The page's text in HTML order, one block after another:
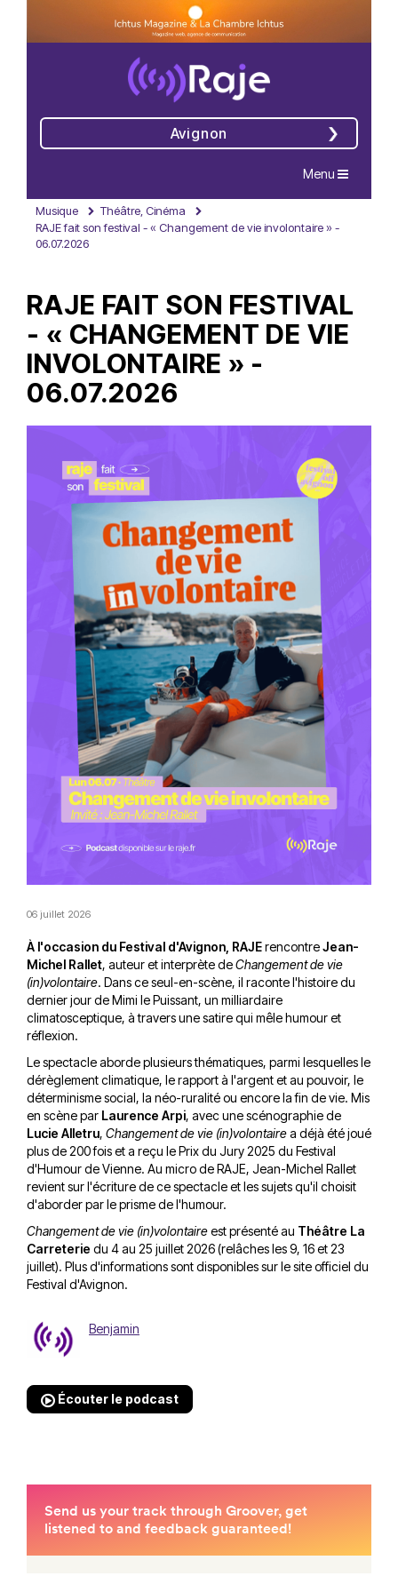
Avignon
Navigation
Menu
Musique
Théâtre, Cinéma
RAJE fait son festival - « Changement de vie involontaire » -
06.07.2026
RAJE FAIT SON FESTIVAL
- « CHANGEMENT DE VIE
INVOLONTAIRE » -
06.07.2026
06 juillet 2026
À l'occasion du Festival d'Avignon, RAJErencontreJean-
Michel Rallet, auteur et interprète deChangement de vie
(in)volontaire. Dans ce seul-en-scène, il raconte l'histoire du
dernier jour de Mimi le Puissant, un milliardaire
climatosceptique, à travers une satire qui mêle humour et
réflexion.
Le spectacle aborde plusieurs thématiques, parmi lesquelles le
dérèglement climatique, le rapport à l'argent et au pouvoir, le
déterminisme social, la néo-ruralité ou encore la fin de vie. Mis
en scène par Laurence Arpi, avec une scénographie de
Lucie Alletru, Changement de vie (in)volontairea déjà été joué
plus de 200 fois et a reçu le Prix du Jury 2025 du Festival
d'Humour de Vienne. Au micro de RAJE, Jean-Michel Rallet
revient sur l'écriture de ce spectacle et les sujets qu'il choisit
d'aborder par le prisme de l'humour.
Changement de vie (in)volontaireest présenté au Théâtre La
Carreterie du 4 au 25 juillet 2026 (relâches les 9, 16 et 23
juillet). Plus d'informations sont disponibles surle site officiel du
Festival d'Avignon.
Benjamin
Écouter le podcast